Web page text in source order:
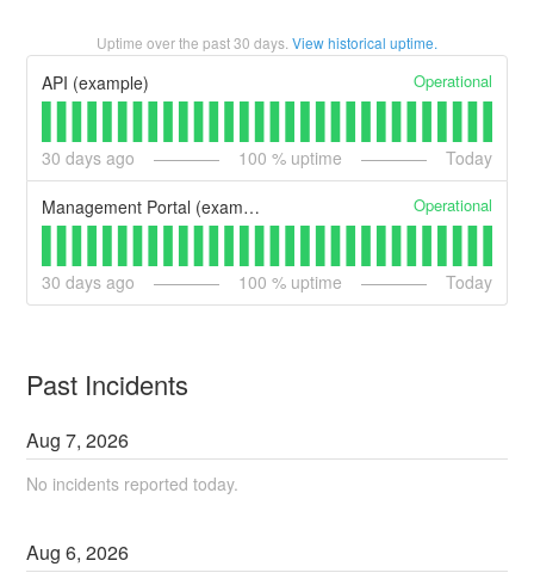
Uptime over the past30 days. View historical uptime.
API (example) Operational
30 days ago 100 % uptime Today
Management Portal (example) Operational
30 days ago 100 % uptime Today
Past Incidents
Aug7,2026
No incidents reported today.
Aug6,2026